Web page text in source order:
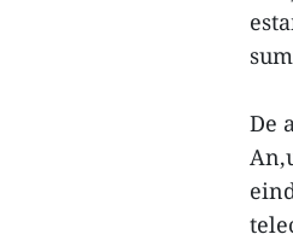
De